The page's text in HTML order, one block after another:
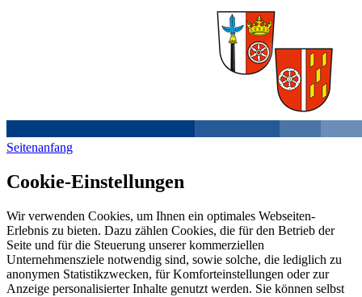
Seitenanfang
Cookie-Einstellungen
Wir verwenden Cookies, um Ihnen ein optimales Webseiten-
Erlebnis zu bieten. Dazu zählen Cookies, die für den Betrieb der
Seite und für die Steuerung unserer kommerziellen
Unternehmensziele notwendig sind, sowie solche, die lediglich zu
anonymen Statistikzwecken, für Komforteinstellungen oder zur
Anzeige personalisierter Inhalte genutzt werden. Sie können selbst